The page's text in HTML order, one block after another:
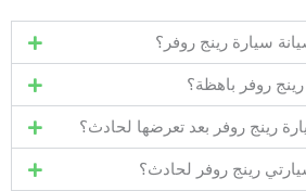
سيارة رينج روفر؟
روفر باهظة؟
رينج روفر بعد تعرضها لحادث؟
رينج روفر لحادث؟